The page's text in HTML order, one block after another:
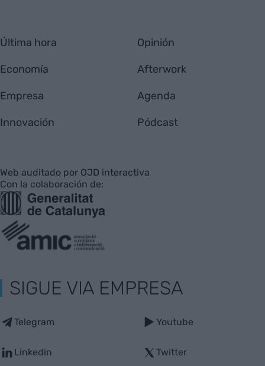
Última hora
Economía
Empresa
Innovación
Opinión
Afterwork
Agenda
Pódcast
Web auditado por OJD interactiva
Con la colaboración de:
SIGUE VIA EMPRESA
Telegram
Linkedin
Youtube
Twitter